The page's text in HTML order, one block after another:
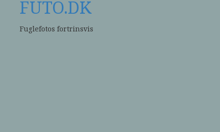
FUTO.DK
Fuglefotos fortrinsvis